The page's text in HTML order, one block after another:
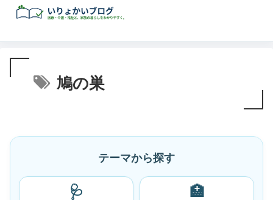
鳩の巣
テーマから探す
🩺 🏥